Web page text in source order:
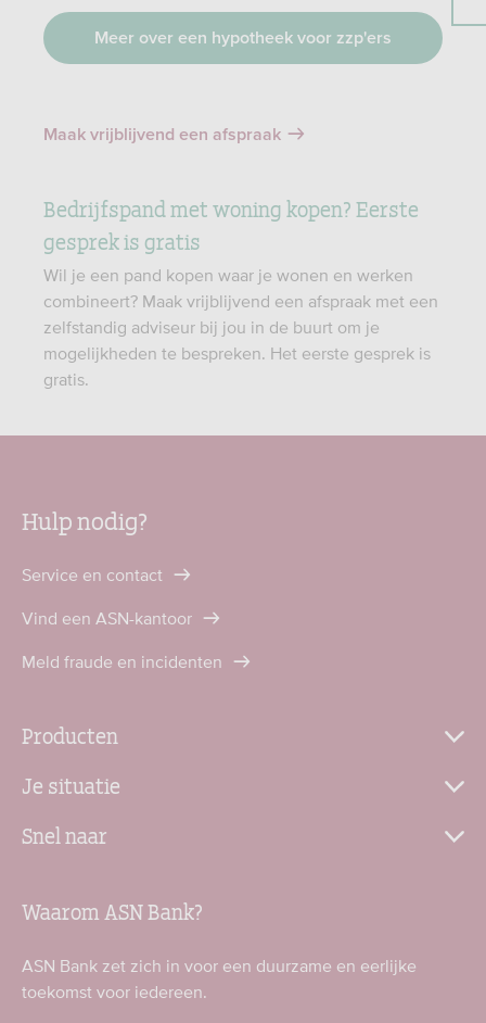
Meer over een hypotheek voor zzp'ers
Maak vrijblijvend een afspraak
Bedrijfspand met woning kopen? Eerste
gesprek is gratis
Wil je een pand kopen waar je wonen en werken
combineert? Maak vrijblijvend een afspraak met een
zelfstandig adviseur bij jou in de buurt om je
mogelijkheden te bespreken. Het eerste gesprek is
gratis.
Hulp nodig?
Service en contact
Vind een ASN-kantoor
Meld fraude en incidenten
Producten
Je situatie
Snel naar
Waarom ASN Bank?
ASN Bank zet zich in voor een duurzame en eerlijke
toekomst voor iedereen.